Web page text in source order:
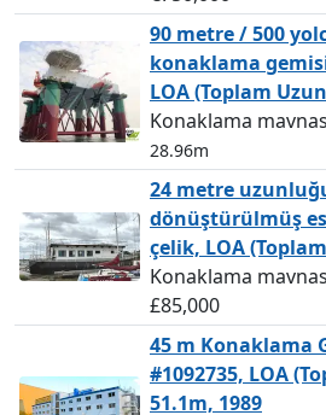
90 metre / 500
konaklama
LOA (Toplam
Konaklama
28.96m
24 metre
dönüştürülmüş
çelik, LOA
Konaklama
£85,000
45 m Konaklama
#1092735, LOA
51.1m, 1989